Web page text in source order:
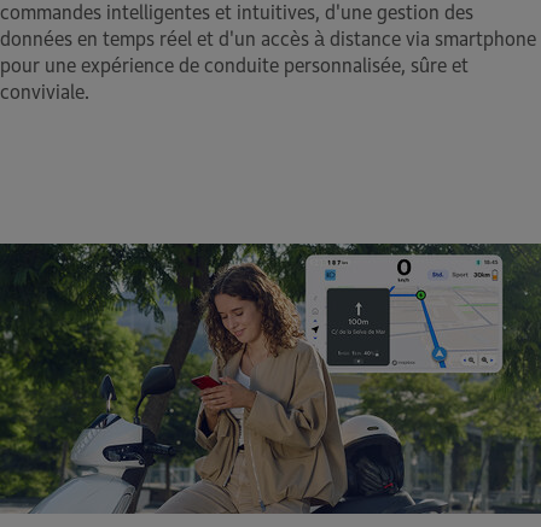
commandes intelligentes et intuitives, d'une gestion des
données en temps réel et d'un accès à distance via smartphone
pour une expérience de conduite personnalisée, sûre et
conviviale.